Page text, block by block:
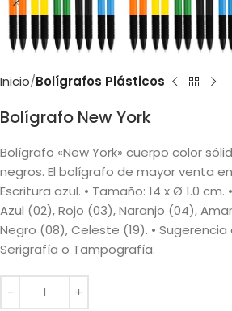
Inicio Bolígrafos Plásticos
Bolígrafo New York
Bolígrafo «New York» cuerpo color
negros. El bolígrafo de mayor venta
Escritura azul. • Tamaño: 14 x Ø 1.0 cm.
Azul (02), Rojo (03), Naranjo (04),
Negro (08), Celeste (19). • Sugerencia
Serigrafía o Tampografía.